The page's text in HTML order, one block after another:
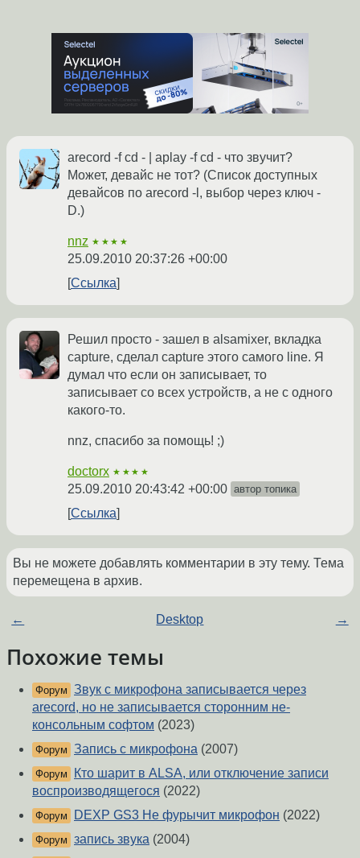
arecord -f cd - | aplay -f cd - что звучит?
Может, девайс не тот? (Список доступных
девайсов по arecord -l, выбор через ключ -
D.)
nnz ★★★★
25.09.2010 20:37:26 +00:00
Ссылка
Решил просто - зашел в alsamixer, вкладка
capture, сделал capture этого самого line. Я
думал что если он записывает, то
записывает со всех устройств, а не с одного
какого-то.
nnz, спасибо за помощь! ;)
doctorx ★★★★
25.09.2010 20:43:42 +00:00 автор топика
Ссылка
Вы не можете добавлять комментарии в эту тему. Тема
перемещена в архив.
← Desktop →
Похожие темы
Форум Звук с микрофона записывается через
arecord, но не записывается сторонним не-
консольным софтом (2023)
Форум Запись с микрофона (2007)
Форум
Кто шарит в ALSA, или отключение записи
воспроизводящегося (2022)
Форум DEXP GS3 Не фурычит микрофон (2022)
Форум запись звука (2004)